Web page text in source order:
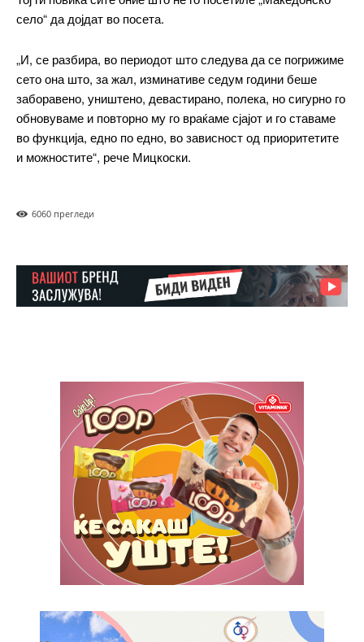
Free
бесплатно / forever
Praesent euismod ac
Ut mollis pellentesque tortor
Pro
100 / yearplaceholder text
ИЗБЕРЕТЕ ПЛАН
Etiam est nibh, lobortis sit
село“ да дојдат во посета.
„И, се разбира, во периодот што следува да се погрижиме
сето она што, за жал, изминативе седум години беше
заборавено, уништено, девастирано, полека, но сигурно го
обновуваме и повторно му го враќаме сјајот и го ставаме
во функција, едно по едно, во зависност од приоритетите
и можностите“, рече Мицкоски.
6060 прегледи